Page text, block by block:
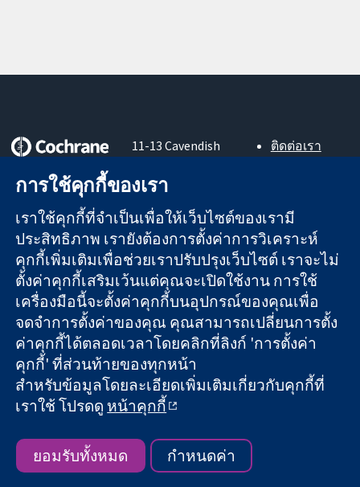
หลักฐานที่เชื่อถือ
ได้
สู่การตัดสินใจ
อย่างมีข้อมูล
เพื่อสุขภาพที่ดีขึ้น
11-13 Cavendish
London
United Kingdom
ติดต่อเรา
About us
ตำแหน่งงาน
Cochrane
Library
The Cochrane Collaboration เป็นองค์กรการกุศล (เลขที่ 1045921)
และบริษัทจำกัดโดยการค้ำประกัน (เลขที่ 03044323) ที่จดทะเบียน
ในอังกฤษและเวลส์ หมายเลขจดทะเบียนภาษีมูลค่าเพิ่ม GB 718
2127 49
สงวนลิขสิทธิ์ © 2026 The Cochrane Collaboration
ข้อกำหนดและเงื่อนไขการใช้เว็บไซต์|ข้อความปฏิเสธความรับ
ผิดชอบ|ความเป็นส่วนตัว นโยบายคุกกี้|การตั้งค่าคุกกี้
การใช้คุกกี้ของเรา
เราใช้คุกกี้ที่จำเป็นเพื่อให้เว็บไซต์ของเรามี
ประสิทธิภาพ เรายังต้องการตั้งค่าการวิเคราะห์
คุกกี้เพิ่มเติมเพื่อช่วยเราปรับปรุงเว็บไซต์ เราจะไม่
ตั้งค่าคุกกี้เสริมเว้นแต่คุณจะเปิดใช้งาน การใช้
เครื่องมือนี้จะตั้งค่าคุกกี้บนอุปกรณ์ของคุณเพื่อ
จดจำการตั้งค่าของคุณ คุณสามารถเปลี่ยนการตั้ง
ค่าคุกกี้ได้ตลอดเวลาโดยคลิกที่ลิงก์ 'การตั้งค่า
คุกกี้' ที่ส่วนท้ายของทุกหน้า
สำหรับข้อมูลโดยละเอียดเพิ่มเติมเกี่ยวกับคุกกี้ที่
เราใช้ โปรดดู หน้าคุกกี้
ยอมรับทั้งหมด กำหนดค่า